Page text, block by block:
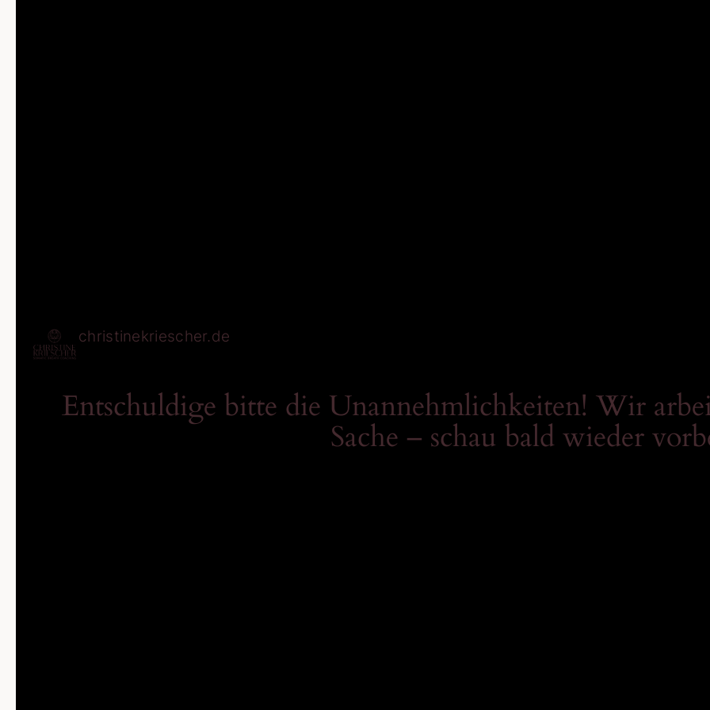
christinekriescher.de
Entschuldige bitte die Unannehmlichkeiten! Wir
Sache – schau bald wieder